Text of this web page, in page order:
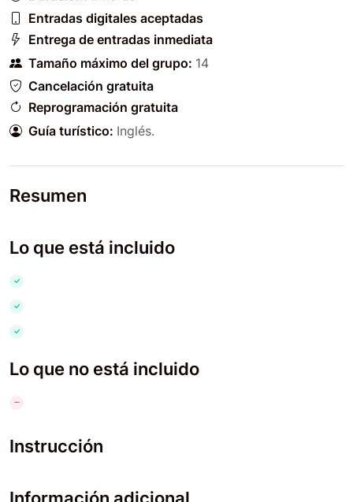
Entradas digitales aceptadas
Entrega de entradas inmediata
Tamaño máximo del grupo: 14
Cancelación gratuita
Reprogramación gratuita
Guía turístico: Inglés.
Resumen
Lo que está incluido
Lo que no está incluido
Instrucción